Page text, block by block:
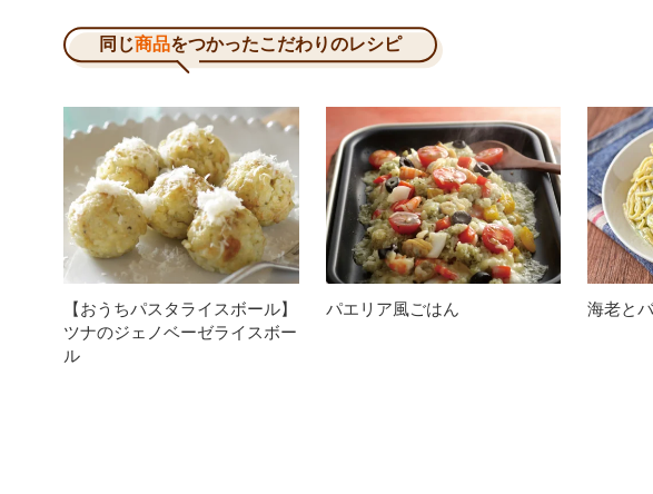
同じ商品をつかったこだわりのレシピ
【おうちパスタライスボール】
ツナのジェノベーゼライスボー
ル
パエリア風ごはん 海老と